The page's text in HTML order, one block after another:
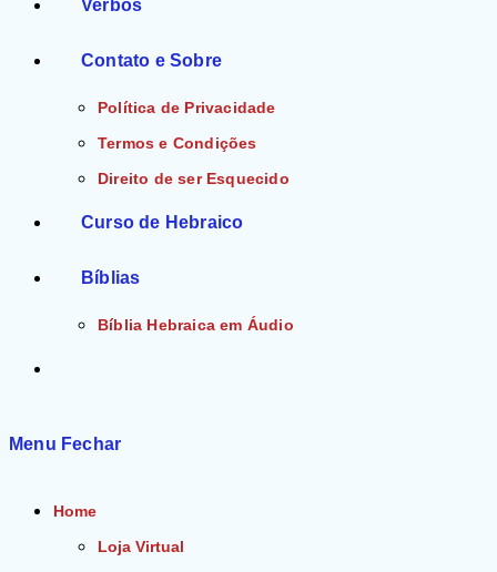
Verbos
Contato e Sobre
Política de Privacidade
Termos e Condições
Direito de ser Esquecido
Curso de Hebraico
Bíblias
Bíblia Hebraica em Áudio
Menu Fechar
Home
Loja Virtual